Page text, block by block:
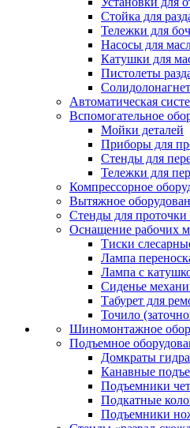
Стойка для
Тележки для
Насосы для
Катушки для
Пистолеты
Автоматическая
Вспомогательное
Мойки деталей
Приборы для
Стенды для
Тележки для
Компрессорное
Вытяжное
Стенды для проточки
Оснащение рабочих
Тиски
Лампа
Лампа с
Сиденье
Табурет для
Точило
Шиномонтажное
Подъемное
Домкраты
Канавные
Подъемники
Подкатные
Подъемники